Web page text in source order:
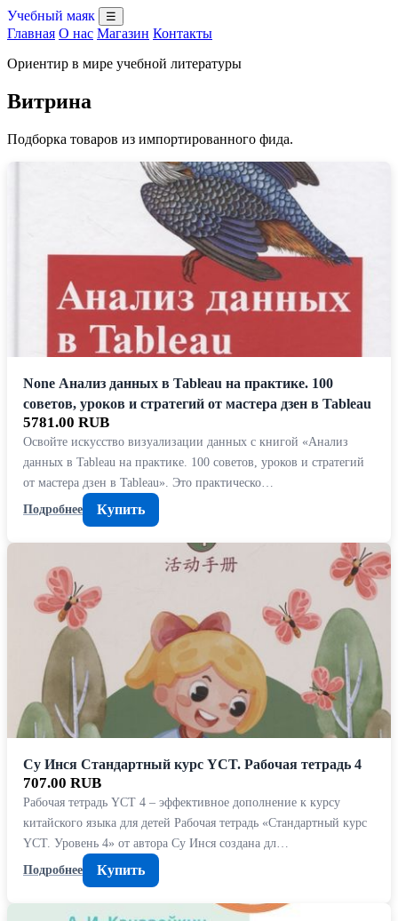
Учебный маяк ☰
Главная О нас Магазин Контакты
Ориентир в мире учебной литературы
Витрина
Подборка товаров из импортированного фида.
None Анализ данных в Tableau на практике. 100
советов, уроков и стратегий от мастера дзен в Tableau
5781.00 RUB
Освойте искусство визуализации данных с книгой «Анализ
данных в Tableau на практике. 100 советов, уроков и стратегий
от мастера дзен в Tableau». Это практическо…
Подробнее
Купить
Су Инся Стандартный курс YCT. Рабочая тетрадь 4
707.00 RUB
Рабочая тетрадь YCT 4 – эффективное дополнение к курсу
китайского языка для детей Рабочая тетрадь «Стандартный курс
YCT. Уровень 4» от автора Су Инся создана дл…
Подробнее
Купить